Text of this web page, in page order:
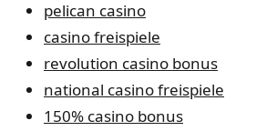
pelican casino
casino freispiele
revolution casino bonus
national casino freispiele
150% casino bonus